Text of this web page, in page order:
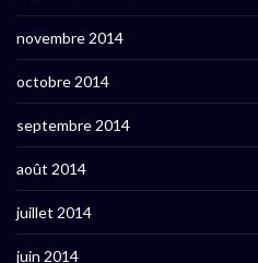
novembre 2014
octobre 2014
septembre 2014
août 2014
juillet 2014
juin 2014